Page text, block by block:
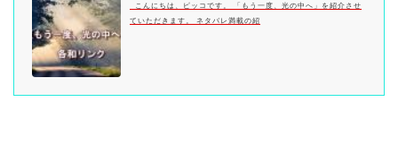
こんにちは、ピッコです。 「もう一度、光の中へ」を紹介させ
ていただきます。 ネタバレ満載の紹